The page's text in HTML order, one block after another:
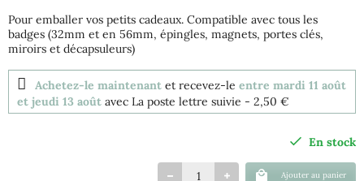
(1 avis)
Pour emballer vos petits cadeaux. Compatible avec tous les
badges (32mm et en 56mm, épingles, magnets, portes clés,
miroirs et décapsuleurs)
Achetez-le maintenant et recevez-le entre mardi 11 août
et jeudi 13 août avec La poste lettre suivie - 2,50 €
En stock
Ajouter au panier